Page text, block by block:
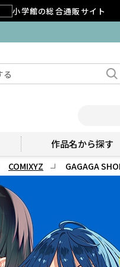
小学館の総合通販サイト
作品名から探す
COMIXYZ GAGAGA